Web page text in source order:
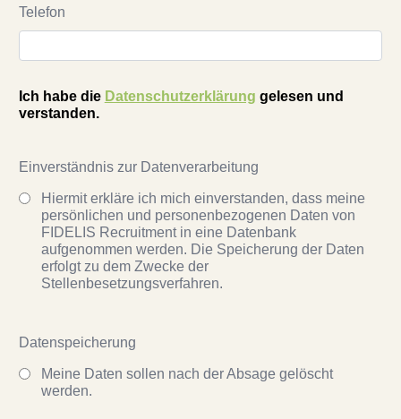
Telefon
Ich habe die Datenschutzerklärung gelesen und
verstanden.
Einverständnis zur Datenverarbeitung
Hiermit erkläre ich mich einverstanden, dass meine
persönlichen und personenbezogenen Daten von
FIDELIS Recruitment in eine Datenbank
aufgenommen werden. Die Speicherung der Daten
erfolgt zu dem Zwecke der
Stellenbesetzungsverfahren.
Datenspeicherung
Meine Daten sollen nach der Absage gelöscht
werden.